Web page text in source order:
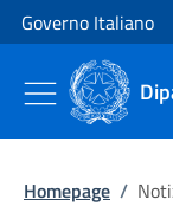
Vai al contenuto
Vai alla navigazione
Governo Italiano
Homepage /